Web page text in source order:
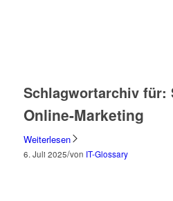
Schlagwortarchiv für:
Online-Marketing
Weiterlesen
6. Juli 2025/von IT-Glossary